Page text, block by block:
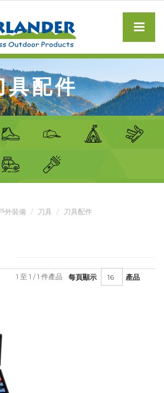
具配件
外裝備 刀具 刀具配件
每頁顯示 產品
1 至 1 / 1 件產品